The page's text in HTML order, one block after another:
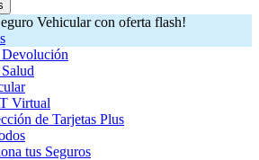
Vehicular con oferta flash!
Virtual
de Tarjetas Plus
tus Seguros